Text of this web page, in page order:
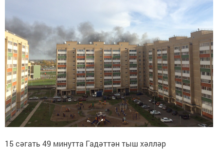
15 сәгать 49 минутта Гадәттән тыш хәлләр